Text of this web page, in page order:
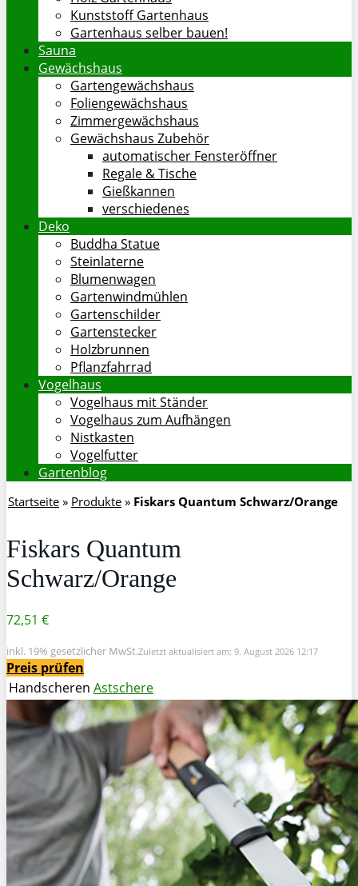
Kunststoff Gartenhaus
Gartenhaus selber bauen!
Sauna
Gewächshaus
Gartengewächshaus
Foliengewächshaus
Zimmergewächshaus
Gewächshaus Zubehör
automatischer Fensteröffner
Regale & Tische
Gießkannen
verschiedenes
Deko
Buddha Statue
Steinlaterne
Blumenwagen
Gartenwindmühlen
Gartenschilder
Gartenstecker
Holzbrunnen
Pflanzfahrrad
Vogelhaus
Vogelhaus mit Ständer
Vogelhaus zum Aufhängen
Nistkasten
Vogelfutter
Gartenblog
Startseite » Produkte » Fiskars Quantum Schwarz/Orange
Fiskars Quantum
Schwarz/Orange
72,51 €
inkl. 19% gesetzlicher MwSt.Zuletzt aktualisiert am: 9. August 2026 12:17
Preis prüfen
Handscheren Astschere